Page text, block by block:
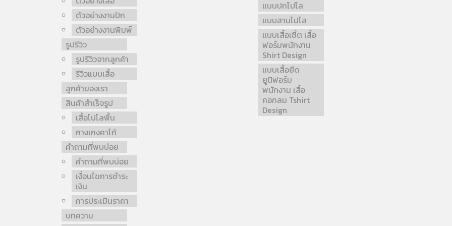
ตัวอย่างงานปัก
ตัวอย่างงานพิมพ์
รูปรีวิว
รูปรีวิวจากลูกค้า
รีวิวแบบเสื้อ
ลูกค้าของเรา
สินค้าสำเร็จรูป
เสื้อโปโลพื้น
กางเกงคาโก้
คำถามที่พบบ่อย
คำถามที่พบบ่อย
เงื่อนไขการชำระ
เงิน
การประเมินราคา
บทความ
แบบปกโปโล
แบบสาบโปโล
แบบเสื้อเชิ้ต เสื้อ
ฟอร์มพนักงาน
Shirt Design
แบบเสื้อยืด
ยูนิฟอร์ม
พนักงาน เสื้อ
คอกลม Tshirt
Design